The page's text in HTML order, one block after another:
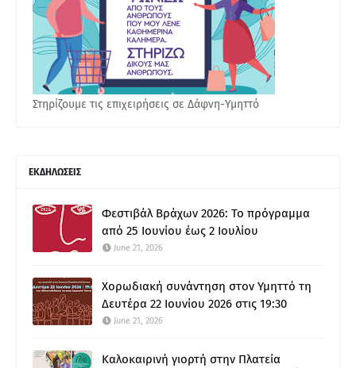
Στηρίζουμε τις επιχειρήσεις σε Δάφνη-Υμηττό
ΕΚΔΗΛΩΣΕΙΣ
Φεστιβάλ Βράχων 2026: Το πρόγραμμα
από 25 Ιουνίου έως 2 Ιουλίου
June 21, 2026
Χορωδιακή συνάντηση στον Υμηττό τη
Δευτέρα 22 Ιουνίου 2026 στις 19:30
June 21, 2026
Καλοκαιρινή γιορτή στην Πλατεία